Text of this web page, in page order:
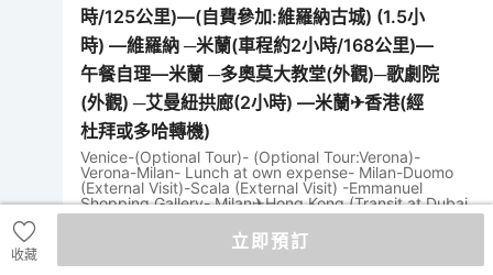
時/125公里)—(自費參加:維羅納古城) (1.5小
時) —維羅納 ─米蘭(車程約2小時/168公里)—
午餐自理—米蘭 ─多奧莫大教堂(外觀)─歌劇院
(外觀) ─艾曼紐拱廊(2小時) —米蘭✈香港(經
杜拜或多哈轉機)
Venice-(Optional Tour)- (Optional Tour:Verona)-
Verona-Milan- Lunch at own expense- Milan-Duomo
(External Visit)-Scala (External Visit) -Emmanuel
Shopping Gallery- Milan✈Hong Kong (Transit at Dubai
or Doha)
收藏
立即預訂